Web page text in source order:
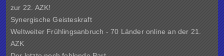
zur 22. AZK!
Synergische Geisteskraft
Weltweiter Frühlingsanbruch - 70 Länder online an der 21.
AZK